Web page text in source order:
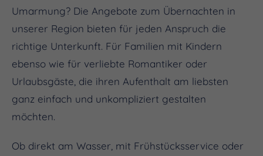
Umarmung? Die Angebote zum Übernachten in
unserer Region bieten für jeden Anspruch die
richtige Unterkunft. Für Familien mit Kindern
ebenso wie für verliebte Romantiker oder
Urlaubsgäste, die ihren Aufenthalt am liebsten
ganz einfach und unkompliziert gestalten
möchten.
Ob direkt am Wasser, mit Frühstücksservice oder